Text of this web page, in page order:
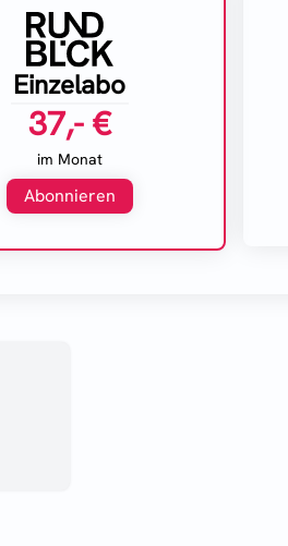
Einzelabo
37,- €
im Monat
Abonnieren